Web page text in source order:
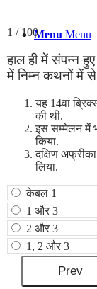
Menu Menu
1 / 100
हाल ही में संपन्न
में निम्न कथनों में
यह 14वां
की थी.
इस सम्मेलन में
किया.
दक्षिण
लिया.
केबल 1
1 और 3
2 और 3
1, 2 और 3